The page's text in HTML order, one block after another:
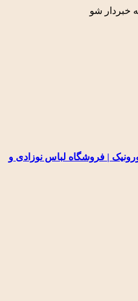
خبردار شو
| فروشگاه لباس نوزادی و